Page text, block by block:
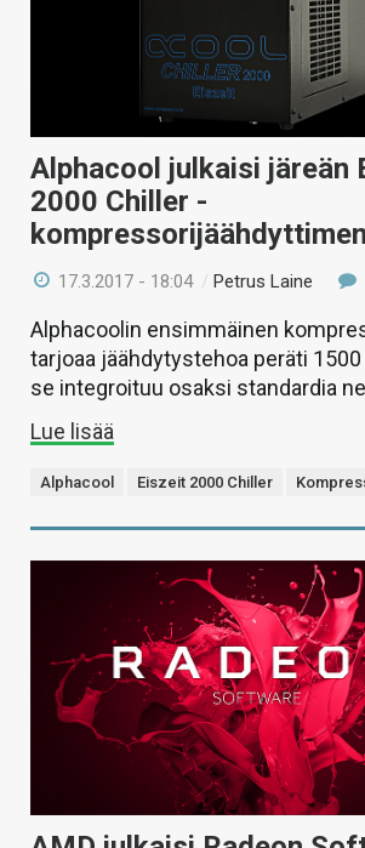
Alphacool julkaisi järeän
2000 Chiller -
kompressorijäähdyttimen
17.3.2017 - 18:04 /Petrus Laine
Alphacoolin ensimmäinen
tarjoaa jäähdytystehoa peräti
se integroituu osaksi standardia
Lue lisää
Alphacool Eiszeit 2000 Chiller